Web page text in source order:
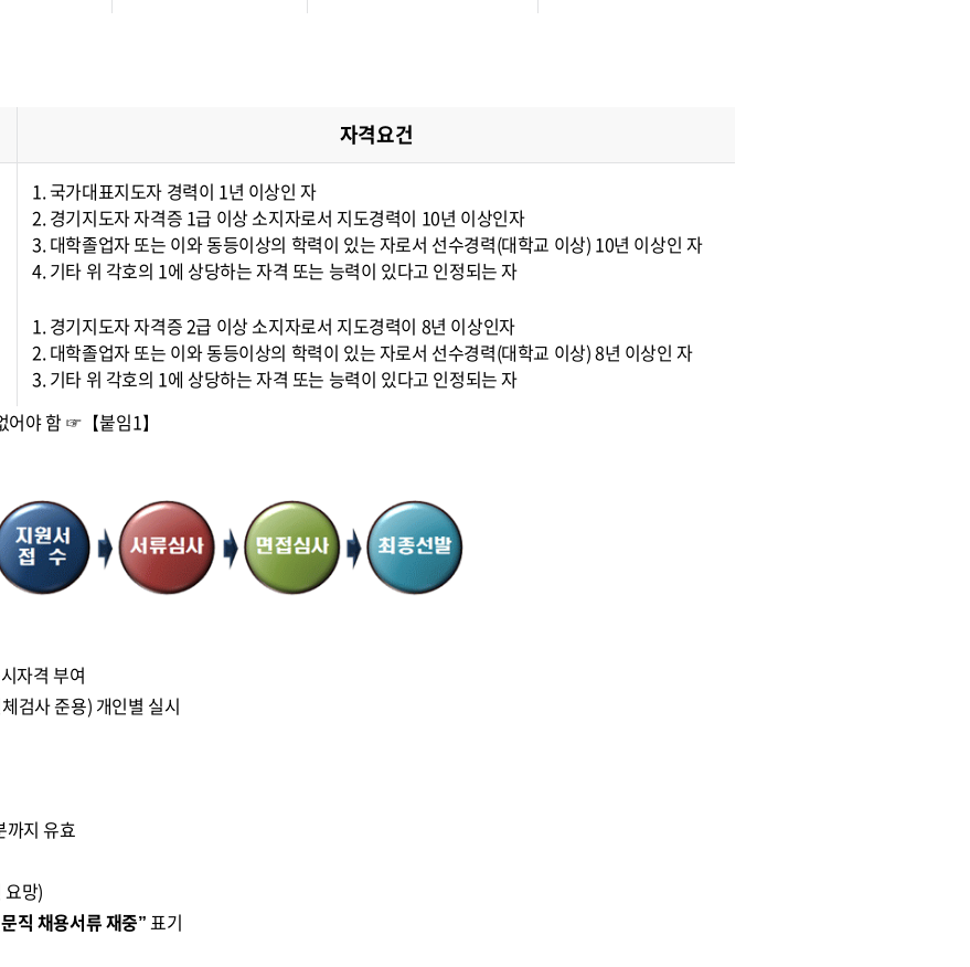
자격요건
1. 국가대표지도자 경력이 1년 이상인 자
2. 경기지도자 자격증 1급 이상 소지자로서 지도경력이 10년 이상인자
3. 대학졸업자 또는 이와 동등이상의 학력이 있는 자로서 선수경력(대학교 이상) 10년 이상인 자
4. 기타 위 각호의 1에 상당하는 자격 또는 능력이 있다고 인정되는 자
1. 경기지도자 자격증 2급 이상 소지자로서 지도경력이 8년 이상인자
2. 대학졸업자 또는 이와 동등이상의 학력이 있는 자로서 선수경력(대학교 이상) 8년 이상인 자
3. 기타 위 각호의 1에 상당하는 자격 또는 능력이 있다고 인정되는 자
어야 함 ☞【붙임1】
자격 부여
검사 준용) 개인별 실시
까지 유효
망)
직 채용서류 재중”표기